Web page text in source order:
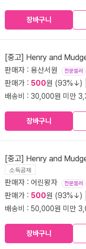
장바구니
[중고] Henry and
판매자 : 용산서원 전문셀러
판매가 : 500원 (93%↓)
배송비 : 30,000원 미만
장바구니
[중고] Henry and
소득공제
판매자 : 어린왕자 전문셀러
판매가 : 500원 (93%↓)
배송비 : 50,000원 미만
장바구니